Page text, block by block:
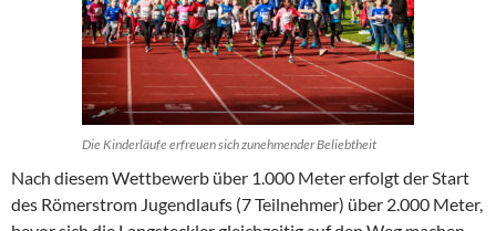
Die Kinderläufe erfreuen sich zunehmender Beliebtheit
Nach diesem Wettbewerb über 1.000 Meter erfolgt der Start
des Römerstrom Jugendlaufs (7 Teilnehmer) über 2.000 Meter,